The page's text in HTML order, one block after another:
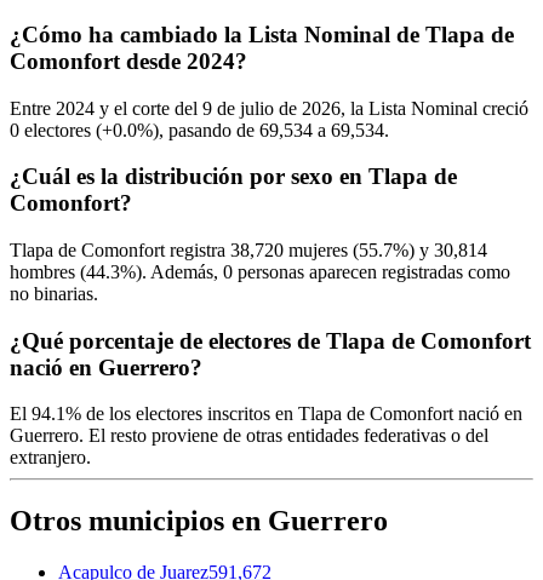
¿Cómo ha cambiado la Lista Nominal de Tlapa de
Comonfort desde 2024?
Entre 2024 y el corte del 9 de julio de 2026, la Lista Nominal creció
0 electores (+0.0%), pasando de 69,534 a 69,534.
¿Cuál es la distribución por sexo en Tlapa de
Comonfort?
Tlapa de Comonfort registra 38,720 mujeres (55.7%) y 30,814
hombres (44.3%). Además, 0 personas aparecen registradas como
no binarias.
¿Qué porcentaje de electores de Tlapa de Comonfort
nació en Guerrero?
El 94.1% de los electores inscritos en Tlapa de Comonfort nació en
Guerrero. El resto proviene de otras entidades federativas o del
extranjero.
Otros municipios en Guerrero
Acapulco de Juarez591,672